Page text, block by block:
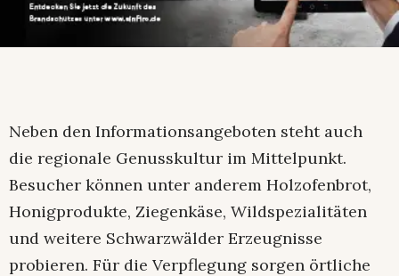
Neben den Informationsangeboten steht auch
die regionale Genusskultur im Mittelpunkt.
Besucher können unter anderem Holzofenbrot,
Honigprodukte, Ziegenkäse, Wildspezialitäten
und weitere Schwarzwälder Erzeugnisse
probieren. Für die Verpflegung sorgen örtliche